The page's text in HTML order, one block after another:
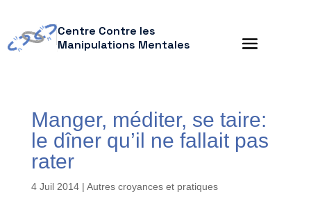
Centre Contre les
Manipulations Mentales
Manger, méditer, se taire:
le dîner qu’il ne fallait pas
rater
4 Juil 2014| Autres croyances et pratiques